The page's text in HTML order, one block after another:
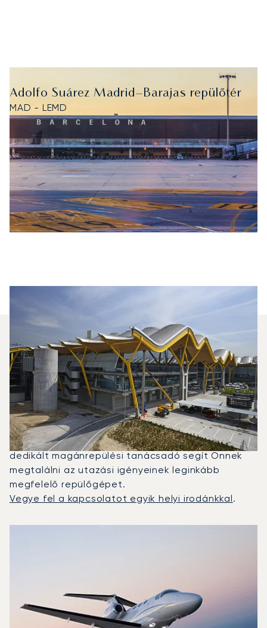
Adolfo Suárez Madrid–Barajas repülőtér
MAD - LEMD
Milyen Típusú Repülőgépet
Bérelhetek A Barcelona És
Madrid Közötti Repüléshez?
2025-ben a Citation Mustang, a Beechjet 400A és
a PC-24 volt a leggyakrabban igénybe vett
magánrepülő Madrid és Barcelona között. Egy
dedikált magánrepülési tanácsadó segít Önnek
megtalálni az utazási igényeinek leginkább
megfelelő repülőgépet.
Vegye fel a kapcsolatot egyik helyi irodánkkal.